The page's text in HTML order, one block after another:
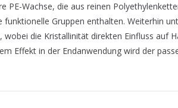
PE-Wachse, die aus reinen
funktionelle Gruppen enthalten. Weiterhin
die Kristallinität direkten Einfluss auf
Effekt in der Endanwendung wird der